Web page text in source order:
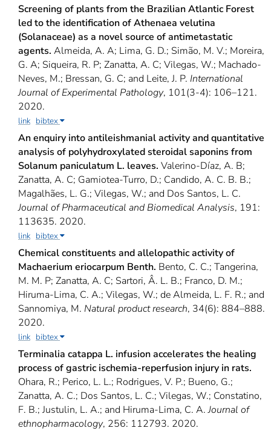
Screening of plants from the Brazilian Atlantic Forest
led to the identification of Athenaea velutina
(Solanaceae) as a novel source of antimetastatic
agents. Almeida, A. A; Lima, G. D.; Simão, M. V.; Moreira,
G. A; Siqueira, R. P; Zanatta, A. C; Vilegas, W.; Machado-
Neves, M.; Bressan, G. C; and Leite, J. P. International
Journal of Experimental Pathology, 101(3-4): 106–121.
2020.
link bibtex
An enquiry into antileishmanial activity and quantitative
analysis of polyhydroxylated steroidal saponins from
Solanum paniculatum L. leaves. Valerino-Díaz, A. B;
Zanatta, A. C; Gamiotea-Turro, D.; Candido, A. C. B. B.;
Magalhães, L. G.; Vilegas, W.; and Dos Santos, L. C.
Journal of Pharmaceutical and Biomedical Analysis, 191:
113635. 2020.
link bibtex
Chemical constituents and allelopathic activity of
Machaerium eriocarpum Benth. Bento, C. C.; Tangerina,
M. M. P; Zanatta, A. C; Sartori, Â. L. B.; Franco, D. M.;
Hiruma-Lima, C. A.; Vilegas, W.; de Almeida, L. F. R.; and
Sannomiya, M. Natural product research, 34(6): 884–888.
2020.
link bibtex
Terminalia catappa L. infusion accelerates the healing
process of gastric ischemia-reperfusion injury in rats.
Ohara, R.; Perico, L. L.; Rodrigues, V. P.; Bueno, G.;
Zanatta, A. C.; Dos Santos, L. C.; Vilegas, W.; Constatino,
F. B.; Justulin, L. A.; and Hiruma-Lima, C. A.Journal of
ethnopharmacology, 256: 112793. 2020.